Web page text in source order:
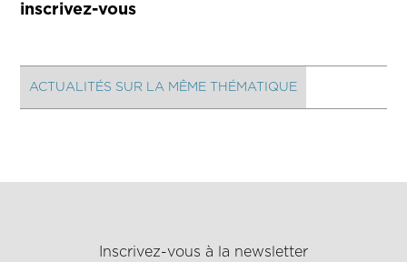
inscrivez-vous
ACTUALITÉS SUR LA MÊME THÉMATIQUE
Inscrivez-vous à la newsletter